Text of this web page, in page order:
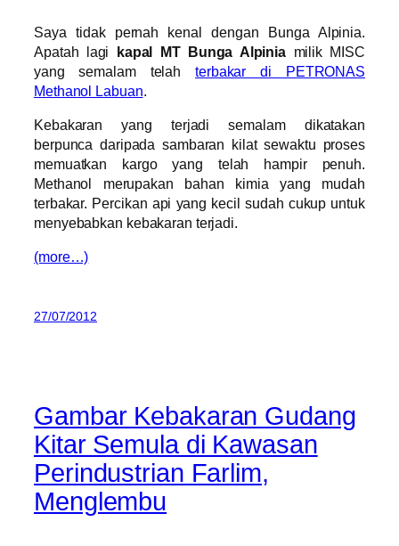
Saya tidak pernah kenal dengan Bunga Alpinia.
Apatah lagi kapal MT Bunga Alpinia milik MISC
yang semalam telahterbakar di PETRONAS
Methanol Labuan.
Kebakaran yang terjadi semalam dikatakan
berpunca daripada sambaran kilat sewaktu proses
memuatkan kargo yang telah hampir penuh.
Methanol merupakan bahan kimia yang mudah
terbakar. Percikan api yang kecil sudah cukup untuk
menyebabkan kebakaran terjadi.
(more…)
27/07/2012
Gambar Kebakaran Gudang
Kitar Semula di Kawasan
Perindustrian Farlim,
Menglembu